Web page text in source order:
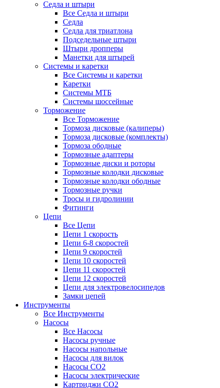
Седла и штыри
Все Седла и штыри
Седла
Седла для триатлона
Подседельные штыри
Штыри дропперы
Манетки для штырей
Системы и каретки
Все Системы и каретки
Каретки
Системы МТБ
Системы шоссейные
Торможение
Все Торможение
Тормоза дисковые (калиперы)
Тормоза дисковые (комплекты)
Тормоза ободные
Тормозные адаптеры
Тормозные диски и роторы
Тормозные колодки дисковые
Тормозные колодки ободные
Тормозные ручки
Тросы и гидролинии
Фитинги
Цепи
Все Цепи
Цепи 1 скорость
Цепи 6-8 скоростей
Цепи 9 скоростей
Цепи 10 скоростей
Цепи 11 скоростей
Цепи 12 скоростей
Цепи для электровелосипедов
Замки цепей
Инструменты
Все Инструменты
Насосы
Все Насосы
Насосы ручные
Насосы напольные
Насосы для вилок
Насосы CO2
Насосы электрические
Картриджи CO2